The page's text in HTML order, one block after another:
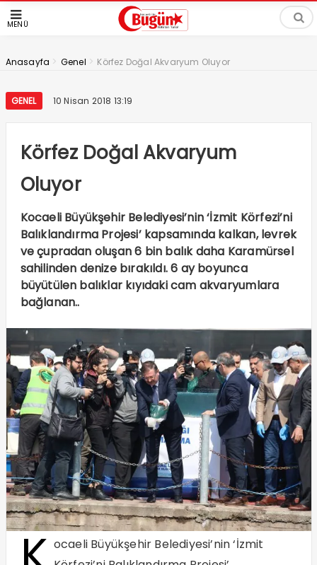
MENÜ
Anasayfa > Genel > Körfez Doğal Akvaryum Oluyor
GENEL 10 Nisan 2018 13:19
Körfez Doğal Akvaryum
Oluyor
Kocaeli Büyükşehir Belediyesi’nin ‘İzmit Körfezi’ni
Balıklandırma Projesi’ kapsamında kalkan, levrek
ve çupradan oluşan 6 bin balık daha Karamürsel
sahilinden denize bırakıldı. 6 ay boyunca
büyütülen balıklar kıyıdaki cam akvaryumlara
bağlanan..
ocaeli Büyükşehir Belediyesi’nin ‘İzmit